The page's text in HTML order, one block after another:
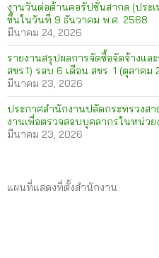
งานวันต่อต้านคอรัปชั่นสากล (ประ
ขึ้นในวันที่ 9 ธันวาคม พ.ศ. 2568
มีนาคม 24, 2026
รายงานสรุปผลการจัดซื้อจัดจ้างแ
สขร.1) รอบ 6 เดือน สขร. 1 (ตุลาค
มีนาคม 23, 2026
ประกาศสำนักงานปลัดกระทรวงส
งานเพื่อตรวจสอบบุคลากรในหน่ว
มีนาคม 23, 2026
แผนที่แสดงที่ตั้งสำนักงาน